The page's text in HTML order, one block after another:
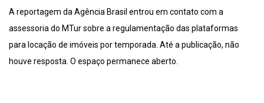
A reportagem da Agência Brasil entrou em contato com a
assessoria do MTur sobre a regulamentação das plataformas
para locação de imóveis por temporada. Até a publicação, não
houve resposta. O espaço permanece aberto.